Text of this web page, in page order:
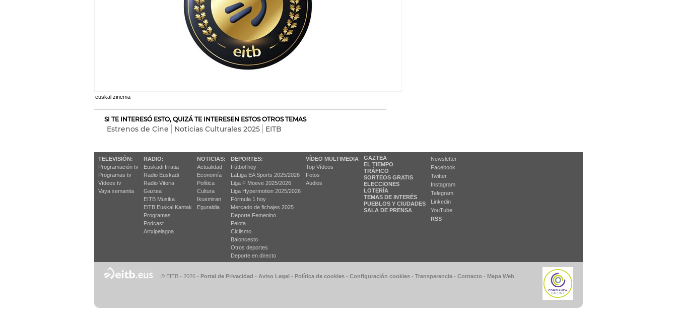
euskal zinema
SI TE INTERESÓ ESTO, QUIZÁ TE INTERESEN ESTOS OTROS TEMAS
Estrenos de Cine Noticias Culturales 2025 EITB
TELEVISIÓN:
Programación tv
Programas tv
Vídeos tv
Vaya semanita
RADIO:
Euskadi Irratia
Radio Euskadi
Radio Vitoria
Gaztea
EITB Musika
EiTB Euskal Kantak
Programas
Podcast
Artxipelagoa
NOTICIAS:
Actualidad
Economía
Política
Cultura
Ikusmiran
Eguraldia
DEPORTES:
Fútbol hoy
LaLiga EA Sports 2025/2026
Liga F Moeve 2025/2026
Liga Hypermotion 2025/2026
Fórmula 1 hoy
Mercado de fichajes 2025
Deporte Femenino
Pelota
Ciclismo
Baloncesto
Otros deportes
Deporte en directo
VÍDEO MULTIMEDIA
Top Vídeos
Fotos
Audios
GAZTEA
EL TIEMPO
TRÁFICO
SORTEOS GRATIS
ELECCIONES
LOTERÍA
TEMAS DE INTERÉS
PUEBLOS Y CIUDADES
SALA DE PRENSA
Newsletter
Facebook
Twitter
Instagram
Telegram
Linkedin
YouTube
RSS
© EITB - 2026 - Portal de Privacidad - Aviso Legal - Política de cookies - Configuración cookies - Transparencia - Contacto - Mapa Web